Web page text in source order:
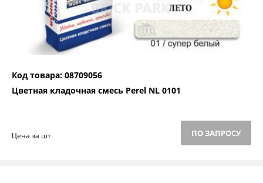
Код товара: 08709056
Цветная кладочная смесь Perel NL 0101
Цена за шт ПО ЗАПРОСУ